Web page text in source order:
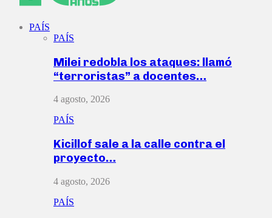
PAÍS
PAÍS
Milei redobla los ataques: llamó
“terroristas” a docentes…
4 agosto, 2026
PAÍS
Kicillof sale a la calle contra el
proyecto…
4 agosto, 2026
PAÍS